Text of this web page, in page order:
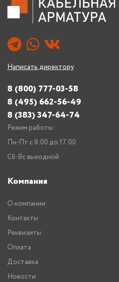
Написать директору
8 (800) 777-03-58
8 (495) 662-56-49
8 (383) 347-64-74
Режим работы:
Пн-Пт с 8:00 до 17:00
Сб-Вс выходной
Компания
О компании
Контакты
Реквизиты
Оплата
Доставка
Новости